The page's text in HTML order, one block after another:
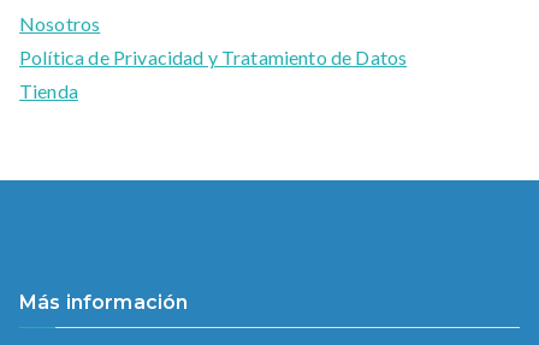
Nosotros
Política de Privacidad y Tratamiento de Datos
Tienda
Más información